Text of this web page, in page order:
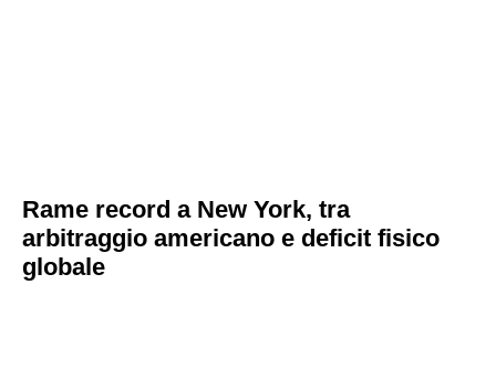
Rame record a New York, tra
arbitraggio americano e deficit fisico
globale